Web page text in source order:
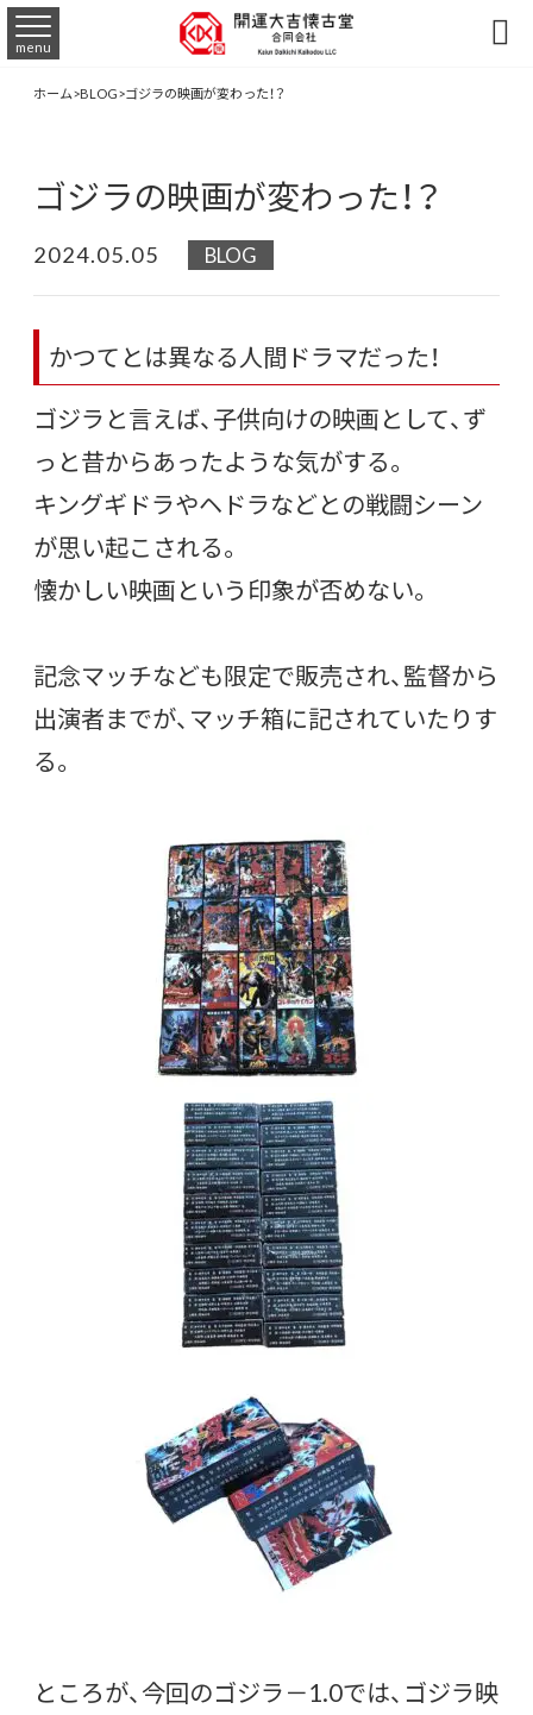
menu 
ホーム>BLOG>ゴジラの映画が変わった！？
ゴジラの映画が変わった！？
2024.05.05 BLOG
かつてとは異なる人間ドラマだった！
ゴジラと言えば、子供向けの映画として、ず
っと昔からあったような気がする。
キングギドラやヘドラなどとの戦闘シーン
が思い起こされる。
懐かしい映画という印象が否めない。
記念マッチなども限定で販売され、監督から
出演者までが、マッチ箱に記されていたりす
る。
ところが、今回のゴジラ－1.0では、ゴジラ映